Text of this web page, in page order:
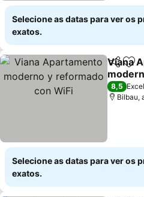
Selecione as datas para ver os
exatos.
Partilhar
Viana
con
Ver
8,5
Bilbau,
Selecione as datas para ver os
exatos.